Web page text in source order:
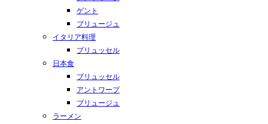
ゲント
ブリュージュ
イタリア料理
ブリュッセル
日本食
ブリュッセル
アントワープ
ブリュージュ
ラーメン